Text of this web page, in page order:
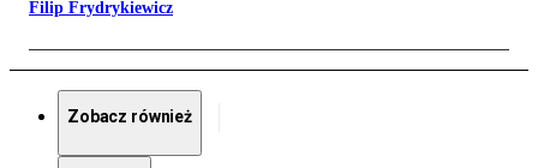
Filip Frydrykiewicz
Zobacz również